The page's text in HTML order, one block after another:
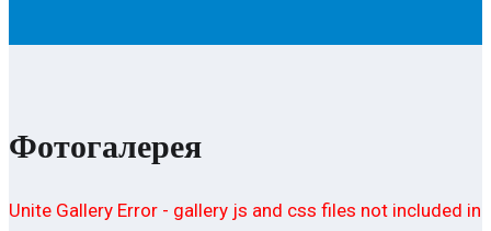
Фотогалерея
Unite Gallery Error - gallery js and css files not included in